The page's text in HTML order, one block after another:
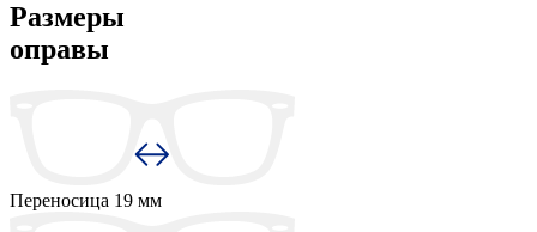
Размеры
оправы
Переносица 19 мм